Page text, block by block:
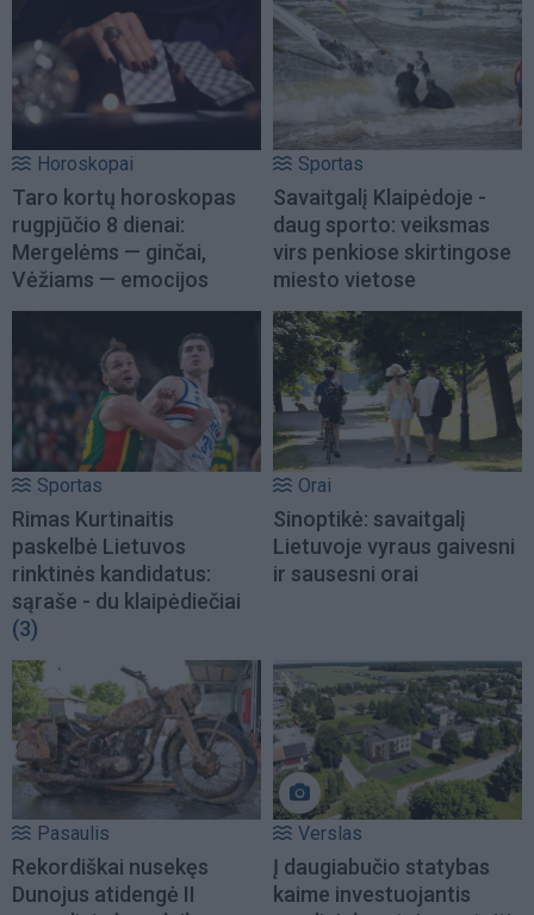
Horoskopai
Taro kortų horoskopas
rugpjūčio 8 dienai:
Mergelėms — ginčai,
Vėžiams — emocijos
Sportas
Savaitgalį Klaipėdoje -
daug sporto: veiksmas
virs penkiose skirtingose
miesto vietose
Sportas
Rimas Kurtinaitis
paskelbė Lietuvos
rinktinės kandidatus:
sąraše - du klaipėdiečiai
(3)
Orai
Sinoptikė: savaitgalį
Lietuvoje vyraus gaivesni
ir sausesni orai
Pasaulis
Rekordiškai nusekęs
Dunojus atidengė II
Verslas
Į daugiabučio statybas
kaime investuojantis